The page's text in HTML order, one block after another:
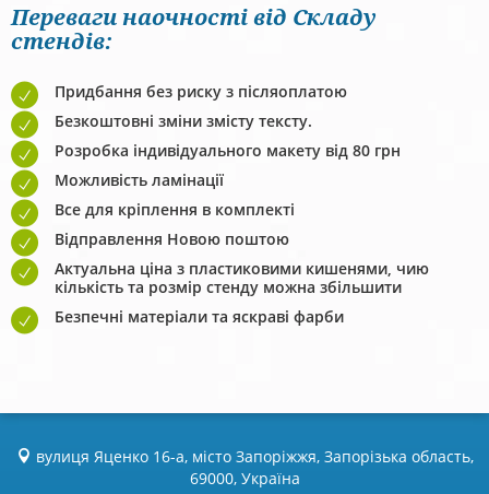
Переваги наочності від Складу
стендів:
Придбання без риску з післяоплатою
Безкоштовні зміни змісту тексту.
Розробка індивідуального макету від 80 грн
Можливість ламінації
Все для кріплення в комплекті
Відправлення Новою поштою
Актуальна ціна з пластиковими кишенями, чию
кількість та розмір стенду можна збільшити
Безпечні матеріали та яскраві фарби
вулиця Яценко 16-а, місто Запоріжжя, Запорізька область,
69000, Україна